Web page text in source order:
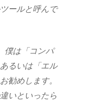
ールと呼んで
僕は「コンパ
るいは「エル
勧めします。
いといったら